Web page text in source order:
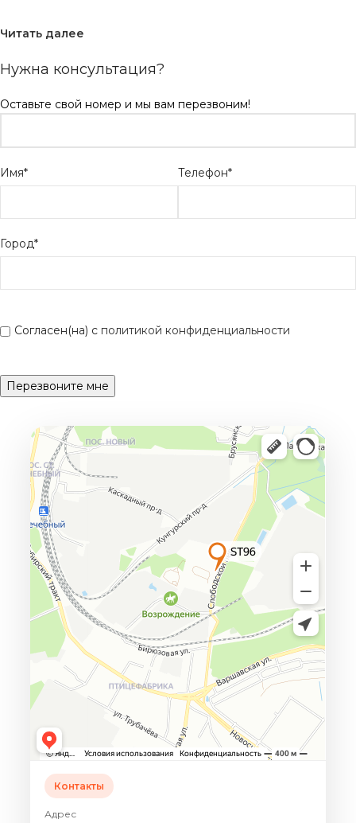
Читать далее
Нужна консультация?
Оставьте свой номер и мы вам перезвоним!
Имя* Телефон*
Город*
Согласен(на) с политикой конфиденциальности
Контакты
Адрес